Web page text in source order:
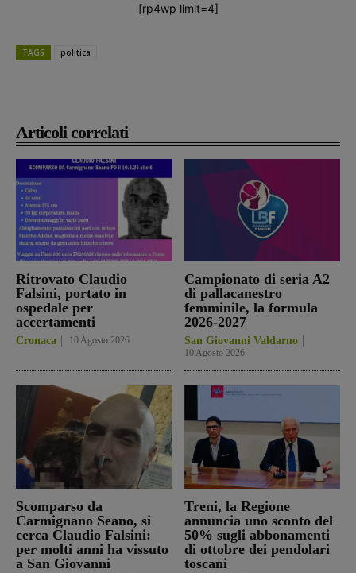
Articoli correlati
Ritrovato Claudio
Falsini, portato in
ospedale per
accertamenti
Cronaca 10 Agosto 2026
Campionato di seria A2
di pallacanestro
femminile, la formula
2026-2027
San Giovanni Valdarno
10 Agosto 2026
Scomparso da
Carmignano Seano, si
cerca Claudio Falsini:
per molti anni ha vissuto
a San Giovanni
Treni, la Regione
annuncia uno sconto del
50% sugli abbonamenti
di ottobre dei pendolari
toscani
[rp4wp limit=4]
TAGS politica